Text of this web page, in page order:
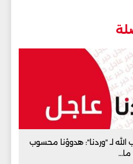
لـ "وردنا": هدوؤنا محسوب